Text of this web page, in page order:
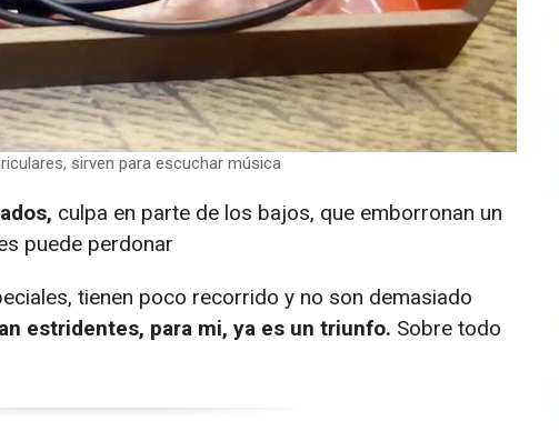
sirven para escuchar música
culpa en parte de los bajos, que emborronan un
puede perdonar
tienen poco recorrido y no son demasiado
estridentes, para mi, ya es un triunfo. Sobre todo